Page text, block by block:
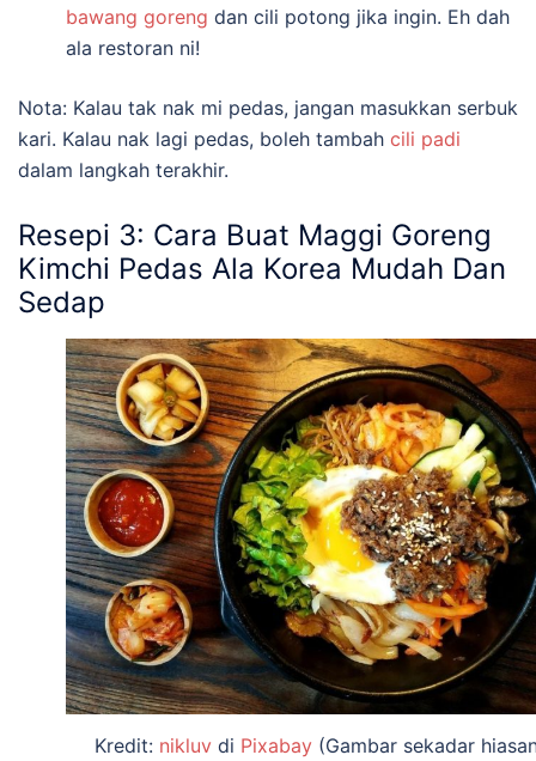
bawang goreng dan cili potong jika ingin. Eh dah
ala restoran ni!
Nota: Kalau tak nak mi pedas, jangan masukkan serbuk
kari. Kalau nak lagi pedas, boleh tambah cili padi
dalam langkah terakhir.
Resepi 3: Cara Buat Maggi Goreng
Kimchi Pedas Ala Korea Mudah Dan
Sedap
Kredit: nikluvdi Pixabay(Gambar sekadar